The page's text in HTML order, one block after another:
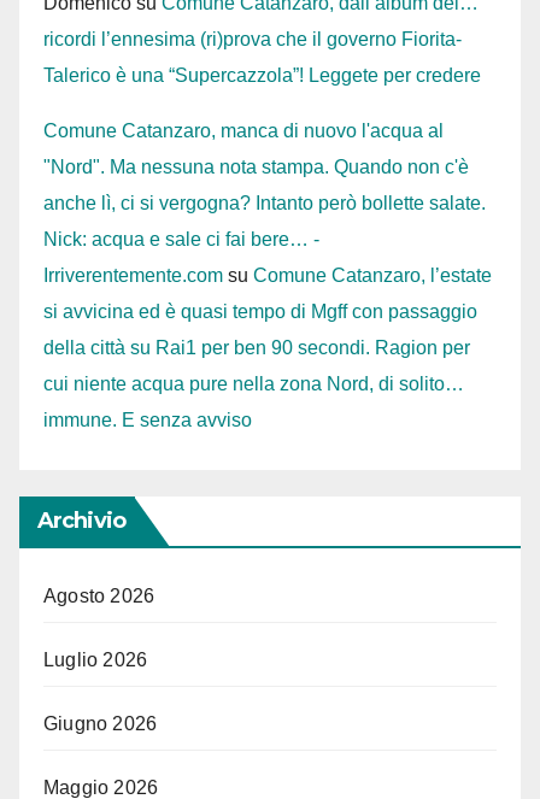
ricordi l’ennesima (ri)prova che il governo Fiorita-
Talerico è una “Supercazzola”! Leggete per credere
Comune Catanzaro, manca di nuovo l'acqua al
"Nord". Ma nessuna nota stampa. Quando non c'è
anche lì, ci si vergogna? Intanto però bollette salate.
Nick: acqua e sale ci fai bere… -
Irriverentemente.com su Comune Catanzaro, l’estate
si avvicina ed è quasi tempo di Mgff con passaggio
della città su Rai1 per ben 90 secondi. Ragion per
cui niente acqua pure nella zona Nord, di solito…
immune. E senza avviso
Archivio
Agosto 2026
Luglio 2026
Giugno 2026
Maggio 2026